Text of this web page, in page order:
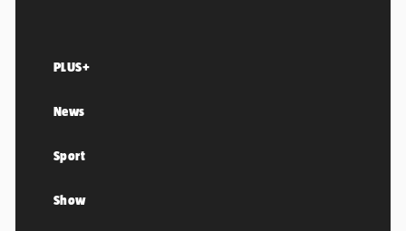
PLUS+
News
Sport
Show